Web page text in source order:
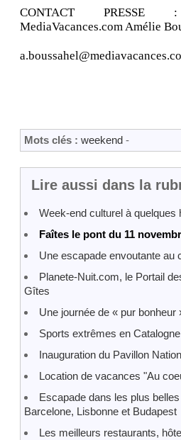
CONTACT
MediaVacances.com Amélie
Mots clés : weekend -
Lire aussi dans la
Week-end culturel à quelques
Faîtes le pont du 11
Une escapade envoutante au
Planete-Nuit.com, le Portail
Gîtes
Une journée de « pur bonheur
Sports extrêmes en
Inauguration du Pavillon Nation
Location de vacances "Au
Escapade dans les plus belles
Barcelone, Lisbonne et Budapest
Les meilleurs restaurants,